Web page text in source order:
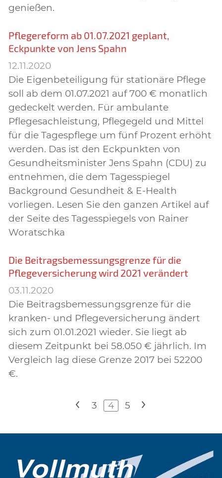
genießen.
Pflegereform ab 01.07.2021 geplant,
Eckpunkte von Jens Spahn
12.11.2020
Die Eigenbeteiligung für stationäre Pflege
soll ab dem 01.07.2021 auf 700 € monatlich
gedeckelt werden. Für ambulante
Pflegesachleistung, Pflegegeld und Mittel
für die Tagespflege um fünf Prozent erhöht
werden. Das ist den Eckpunkten von
Gesundheitsminister Jens Spahn (CDU) zu
entnehmen, die dem Tagesspiegel
Background Gesundheit & E-Health
vorliegen. Lesen Sie den ganzen Artikel auf
der Seite des Tagesspiegels von Rainer
Woratschka
Die Beitragsbemessungsgrenze für die
Pflegeversicherung wird 2021 verändert
03.11.2020
Die Beitragsbemessungsgrenze für die
kranken- und Pflegeversicherung ändert
sich zum 01.01.2021 wieder. Sie liegt ab
diesem Zeitpunkt bei 58.050 € jährlich. Im
Vergleich lag diese Grenze 2017 bei 52200
€.
< 3 4 5 >